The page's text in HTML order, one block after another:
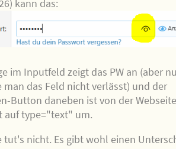
kann das:
im Inputfeld zeigt das PW an (aber
man das Feld nicht verlässt) und der
Button daneben ist von der
auf type="text" um.
tut's nicht. Es gibt wohl einen